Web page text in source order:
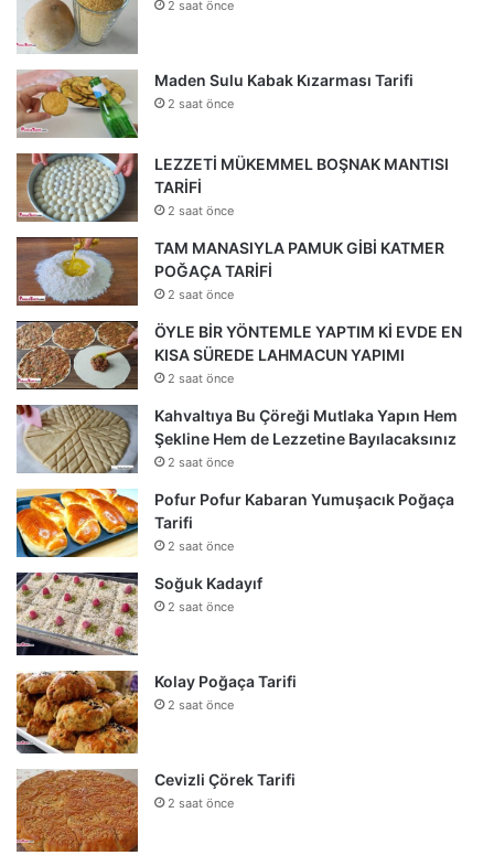
2 saat önce
Maden Sulu Kabak Kızarması Tarifi
2 saat önce
LEZZETİ MÜKEMMEL BOŞNAK MANTISI
TARİFİ
2 saat önce
TAM MANASIYLA PAMUK GİBİ KATMER
POĞAÇA TARİFİ
2 saat önce
ÖYLE BİR YÖNTEMLE YAPTIM Kİ EVDE EN
KISA SÜREDE LAHMACUN YAPIMI
2 saat önce
Kahvaltıya Bu Çöreği Mutlaka Yapın Hem
Şekline Hem de Lezzetine Bayılacaksınız
2 saat önce
Pofur Pofur Kabaran Yumuşacık Poğaça
Tarifi
2 saat önce
Soğuk Kadayıf
2 saat önce
Kolay Poğaça Tarifi
2 saat önce
Cevizli Çörek Tarifi
2 saat önce